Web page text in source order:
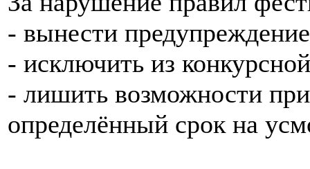
- вынести
- исключить из
- лишить возможности
определённый срок на